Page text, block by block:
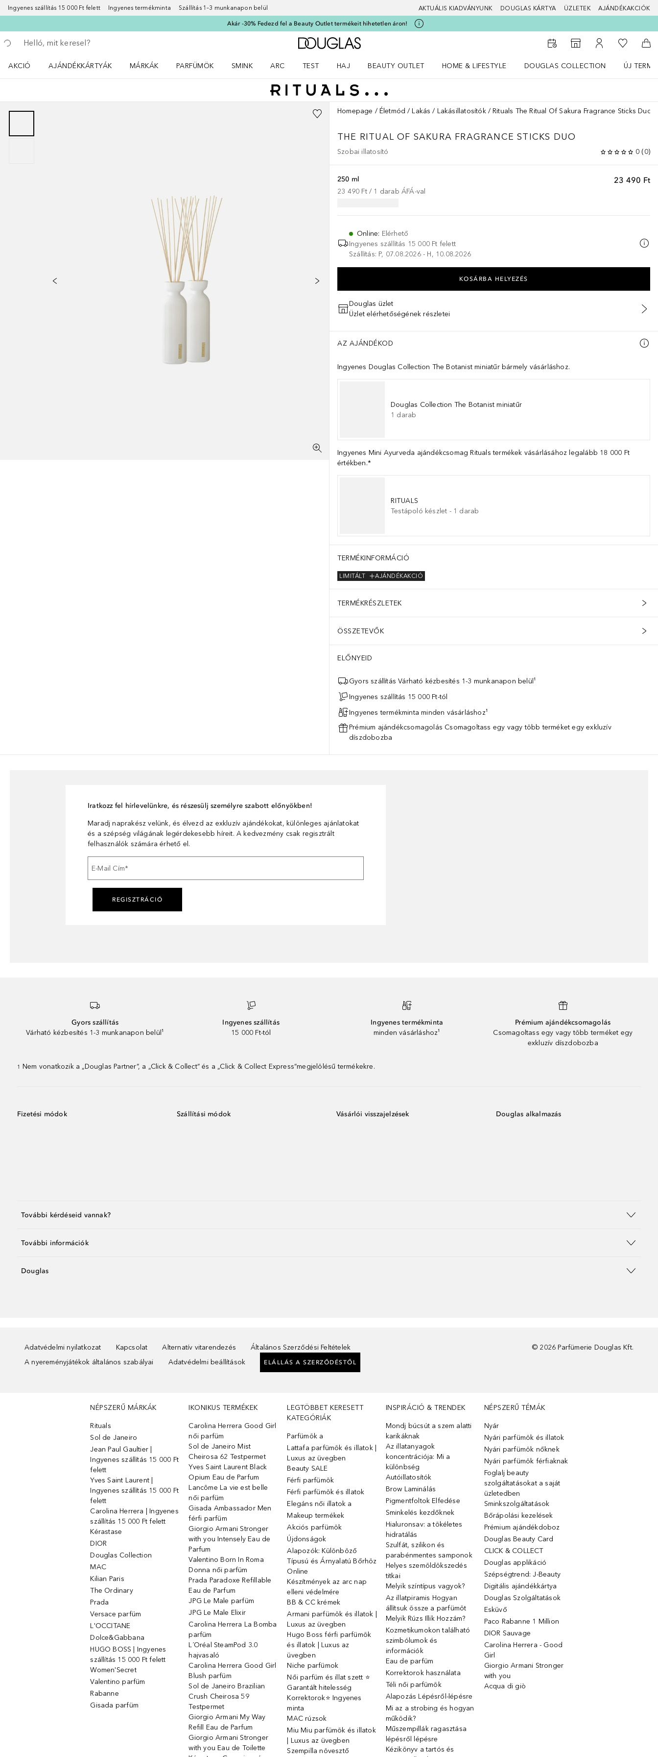
Ingyenes szállítás 15 000 Ft felett Ingyenes termékminta Szállítás 1–3 munkanapon belül AKTUÁLIS KIADVÁNYUNK DOUGLAS KÁRTYA ÜZLETEK AJÁNDÉKAKCIÓK
Akár -30% Fedezd fel a Beauty Outlet termékeit hihetetlen áron!
Menj vissza
Keresés végrehajtása
A Douglas Főoldalra
Az üzletkeresőhöz
A fiókomhoz
A
AKCIÓ
AJÁNDÉKKÁRTYÁK
MÁRKÁK
PARFÜMÖK
SMINK
ARC
TEST
HAJ
BEAUTY OUTLET
HOME & LIFESTYLE
DOUGLAS COLLECTION
ÚJ
Homepage Életmód Lakás Lakásillatosítók Rituals The Ritual Of Sakura Fragrance Sticks Duo
THE RITUAL OF SAKURA FRAGRANCE STICKS DUO
Szobai illatosító 0 (0)
23 490 Ft
250 ml
23 490 Ft / 1 darab ÁFÁ-val
Online: Elérhető
Ingyenes szállítás 15 000 Ft felett
Szállítás: P, 07.08.2026 - H, 10.08.2026
KOSÁRBA HELYEZÉS
Douglas üzlet
Üzlet elérhetőségének részletei
AZ AJÁNDÉKOD
Ingyenes Douglas Collection The Botanist miniatűr bármely vásárláshoz.
Douglas Collection The Botanist miniatűr
1 darab
Ingyenes Mini Ayurveda ajándékcsomag Rituals termékek vásárlásához legalább 18 000 Ft
értékben.*
RITUALS
Testápoló készlet - 1 darab
TERMÉKINFORMÁCIÓ
AJÁNDÉKAKCIÓ
LIMITÁLT
TERMÉKRÉSZLETEK
ÖSSZETEVŐK
ELŐNYEID
Gyors szállítás Várható kézbesítés 1-3 munkanapon belül¹
Ingyenes szállítás 15 000 Ft-tól
Ingyenes termékminta minden vásárláshoz¹
Prémium ajándékcsomagolás Csomagoltass egy vagy több terméket egy exkluzív
díszdobozba
Iratkozz fel hírlevelünkre, és részesülj személyre szabott előnyökben!
Maradj naprakész velünk, és élvezd az exkluzív ajándékokat, különleges ajánlatokat
és a szépség világának legérdekesebb híreit. A kedvezmény csak regisztrált
felhasználók számára érhető el.
E-Mail Cím*
REGISZTRÁCIÓ
Gyors szállítás
Várható kézbesítés 1-3 munkanapon belül¹
Ingyenes szállítás
15 000 Ft-tól
Ingyenes termékminta
minden vásárláshoz¹
Prémium ajándékcsomagolás
Csomagoltass egy vagy több terméket egy
exkluzív díszdobozba
1 Nem vonatkozik a „Douglas Partner”, a „Click & Collect” és a „Click & Collect Express”megjelölésű termékekre.
Fizetési módok Szállítási módok Vásárlói visszajelzések Douglas alkalmazás
További kérdéseid vannak?
További információk
Douglas
Adatvédelmi nyilatkozat Kapcsolat Alternatív vitarendezés
Általános Szerződési Feltételek
A nyereményjátékok általános szabályai
Adatvédelmi beállítások ELÁLLÁS A SZERZŐDÉSTŐL
© 2026 Parfümerie Douglas Kft.
NÉPSZERŰ MÁRKÁK
Rituals
Sol de Janeiro
Jean Paul Gaultier |
Ingyenes szállítás 15 000 Ft
felett
Yves Saint Laurent |
Ingyenes szállítás 15 000 Ft
felett
Carolina Herrera | Ingyenes
szállítás 15 000 Ft felett
Kérastase
DIOR
Douglas Collection
MAC
Kilian Paris
The Ordinary
Prada
Versace parfüm
L'OCCITANE
Dolce&Gabbana
HUGO BOSS | Ingyenes
szállítás 15 000 Ft felett
Women'Secret
Valentino parfüm
Rabanne
Gisada parfüm
IKONIKUS TERMÉKEK
Carolina Herrera Good Girl
női parfüm
Sol de Janeiro Mist
Cheirosa 62 Testpermet
Yves Saint Laurent Black
Opium Eau de Parfum
Lancôme La vie est belle
női parfüm
Gisada Ambassador Men
férfi parfüm
Giorgio Armani Stronger
with you Intensely Eau de
Parfum
Valentino Born In Roma
Donna női parfüm
Prada Paradoxe Refillable
Eau de Parfum
JPG Le Male parfüm
JPG Le Male Elixir
Carolina Herrera La Bomba
parfüm
L´Oréal SteamPod 3.0
hajvasaló
Carolina Herrera Good Girl
Blush parfüm
Sol de Janeiro Brazilian
Crush Cheirosa 59
Testpermet
Giorgio Armani My Way
Refill Eau de Parfum
Giorgio Armani Stronger
with you Eau de Toilette
LEGTÖBBET KERESETT
KATEGÓRIÁK
Parfümök ️a
Lattafa parfümök és illatok |
Luxus az üvegben
Beauty SALE
Férfi parfümök
Férfi parfümök és illatok
Elegáns női illatok ️a
Makeup termékek
Akciós parfümök
Újdonságok
Alapozók: Különböző
Típusú és Árnyalatú Bőrhöz
Online
Készítmények az arc nap
elleni védelmére
BB & CC krémek
Armani parfümök és illatok |
Luxus az üvegben
Hugo Boss férfi parfümök
és illatok | Luxus az
üvegben
Niche parfümok
Női parfüm és illat szett ⭐
Garantált hitelesség
Korrektorok⭐ Ingyenes
minta
MAC rúzsok
Miu Miu parfümök és illatok
| Luxus az üvegben
Szempilla növesztő
INSPIRÁCIÓ & TRENDEK
Mondj búcsút a szem alatti
karikáknak
Az illatanyagok
koncentrációja: Mi a
különbség
Autóillatosítók
Brow Laminálás
Pigmentfoltok Elfedése
Sminkelés kezdőknek
Hialuronsav: a tökéletes
hidratálás
Szulfát, szilikon és
parabénmentes samponok
Helyes szemöldökszedés
titkai
Melyik színtípus vagyok?
Az illatpiramis Hogyan
állítsuk össze a parfümöt
Melyik Rúzs Illik Hozzám?
Kozmetikumokon található
szimbólumok és
információk
Eau de parfüm
Korrektorok használata
Téli női parfümök
Alapozás Lépésről-lépésre
Mi az a strobing és hogyan
működik?
Műszempillák ragasztása
lépésről lépésre
Kézikönyv a tartós és
NÉPSZERŰ TÉMÁK
Nyár
Nyári parfümök és illatok
Nyári parfümök nőknek
Nyári parfümök férfiaknak
Foglalj beauty
szolgáltatásokat a saját
üzletedben
Sminkszolgáltatások
Bőrápolási kezelések
Prémium ajándékdoboz
Douglas Beauty Card
CLICK & COLLECT
Douglas applikáció
Szépségtrend: J-Beauty
Digitális ajándékkártya
Douglas Szolgáltatások
Esküvő
Paco Rabanne 1 Million
DIOR Sauvage
Carolina Herrera - Good
Girl
Giorgio Armani Stronger
with you
Acqua di giò